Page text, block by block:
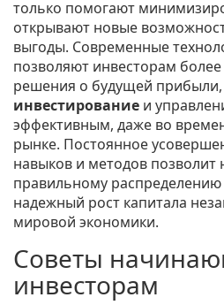
только помогают
открывают новые
выгоды. Современные
позволяют инвесторам
решения о будущей прибыли,
инвестирование и
эффективным, даже во
рынке. Постоянное
навыков и методов позволит
правильному распределению
надежный рост капитала
мировой экономики.
Советы
инвесторам